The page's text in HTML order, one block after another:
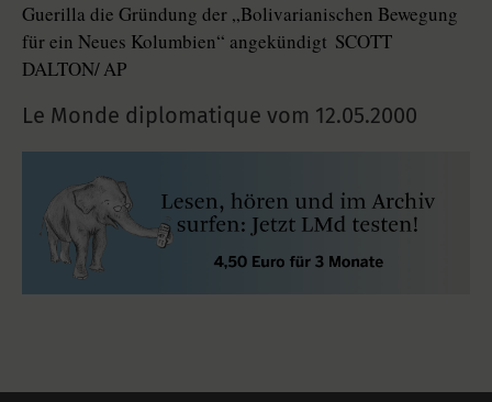
Guerilla die Gründung der „Bolivarianischen Bewegung
für ein Neues Kolumbien“ angekündigt SCOTT
DALTON/ AP
Le Monde diplomatique vom 12.05.2000